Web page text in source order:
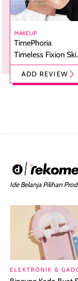
MAKEUP
TimePhoria
Timeless Fixion
Tint Stick,
Foundation dan
ADD REVIEW
Ide Belanja Pilihan
ELEKTRONIK &